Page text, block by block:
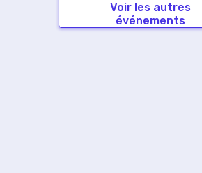
Voir les autres
événements